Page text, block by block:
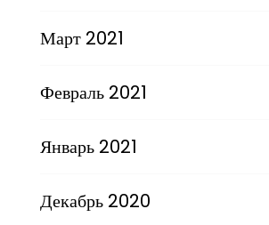
Март 2021
Февраль 2021
Январь 2021
Декабрь 2020